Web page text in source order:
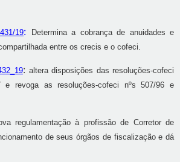
19:
Determina a cobrança de anuidades e
entre os crecis e o cofeci.
:altera disposições das resoluções-cofeci
e revoga as resoluções-cofeci nºs 507/96 e
regulamentação à profissão de Corretor de
de seus órgãos de fiscalização e dá